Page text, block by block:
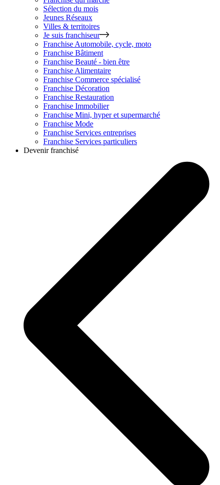
Sélection du mois
Jeunes Réseaux
Villes & territoires
Je suis franchiseur
Franchise Automobile, cycle, moto
Franchise Bâtiment
Franchise Beauté - bien être
Franchise Alimentaire
Franchise Commerce spécialisé
Franchise Décoration
Franchise Restauration
Franchise Immobilier
Franchise Mini, hyper et supermarché
Franchise Mode
Franchise Services entreprises
Franchise Services particuliers
Devenir franchisé